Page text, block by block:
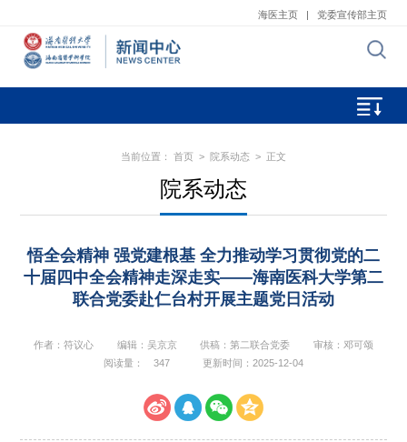
海医主页 | 党委宣传部主页
当前位置： 首页 > 院系动态 > 正文
院系动态
悟全会精神 强党建根基 全力推动学习贯彻党的二
十届四中全会精神走深走实——海南医科大学第二
联合党委赴仁台村开展主题党日活动
作者：符议心 编辑：吴京京 供稿：第二联合党委
审核：邓可颂
阅读量：
347 更新时间：2025-12-04